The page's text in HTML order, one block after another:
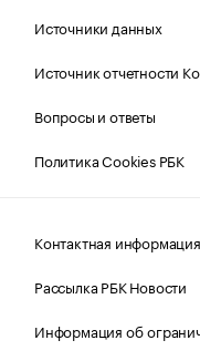
Источники данных
Источник отчетности
Вопросы и ответы
Политика Cookies РБК
Контактная информация
Рассылка РБК Новости
Информация об